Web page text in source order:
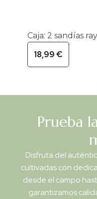
Caja: 2 sandías
18,99€
Prueba
Disfruta del
cultivadas con
desde el campo
garantizamos